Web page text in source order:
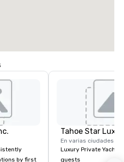
by first
Tahoe Star
En varias ciudades
Luxury Private Yacht
guests